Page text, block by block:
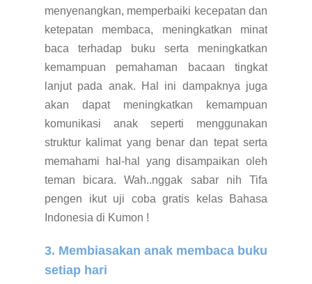
menyenangkan, memperbaiki kecepatan dan
ketepatan membaca, meningkatkan minat
baca terhadap buku serta meningkatkan
kemampuan pemahaman bacaan tingkat
lanjut pada anak. Hal ini dampaknya juga
akan dapat meningkatkan kemampuan
komunikasi anak seperti menggunakan
struktur kalimat yang benar dan tepat serta
memahami hal-hal yang disampaikan oleh
teman bicara. Wah..nggak sabar nih Tifa
pengen ikut uji coba gratis kelas Bahasa
Indonesia di Kumon !
3. Membiasakan anak membaca buku
setiap hari